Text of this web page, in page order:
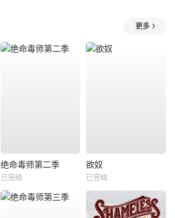
更多
绝命毒师第二季
已完结
欲奴
已完结